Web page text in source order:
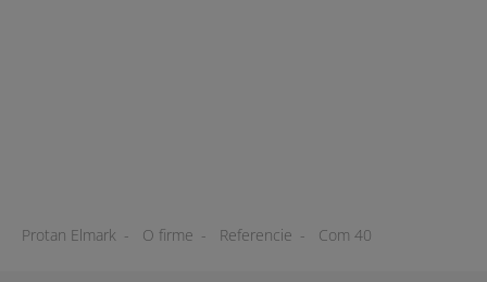
Protan Elmark - O firme - Referencie - Com 40